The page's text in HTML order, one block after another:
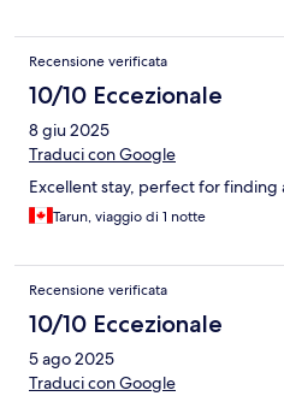
Recensione verificata
10/10 Eccezionale
8 giu 2025
Traduci con Google
Excellent stay, perfect for finding
Tarun, viaggio di 1 notte
Recensione verificata
10/10 Eccezionale
5 ago 2025
Traduci con Google